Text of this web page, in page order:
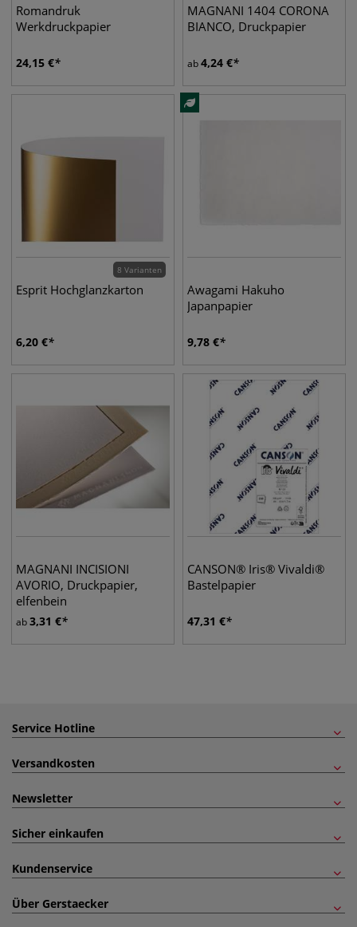
Romandruk
Werkdruckpapier
24,15 €
MAGNANI 1404 CORONA
BIANCO, Druckpapier
ab4,24 €
8 Varianten
Esprit Hochglanzkarton
6,20 €
Awagami Hakuho
Japanpapier
9,78 €
MAGNANI INCISIONI
AVORIO, Druckpapier,
elfenbein
ab3,31 €
CANSON® Iris® Vivaldi®
Bastelpapier
47,31 €
Service Hotline
Versandkosten
Newsletter
Sicher einkaufen
Kundenservice
Über Gerstaecker